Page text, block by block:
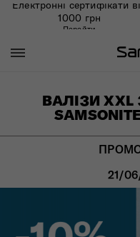
Електронні сертифікати
1000 грн
Перейти
ВАЛІЗИ
21/